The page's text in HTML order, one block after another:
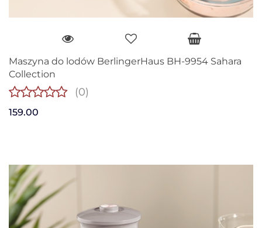
Maszyna do lodów BerlingerHaus BH-9954 Sahara
Collection
(0)
159.00